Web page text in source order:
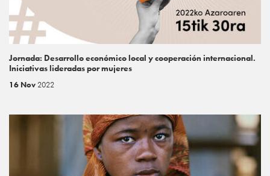
Jornada: Desarrollo económico local y cooperación internacional.
Iniciativas lideradas por mujeres
16 Nov 2022